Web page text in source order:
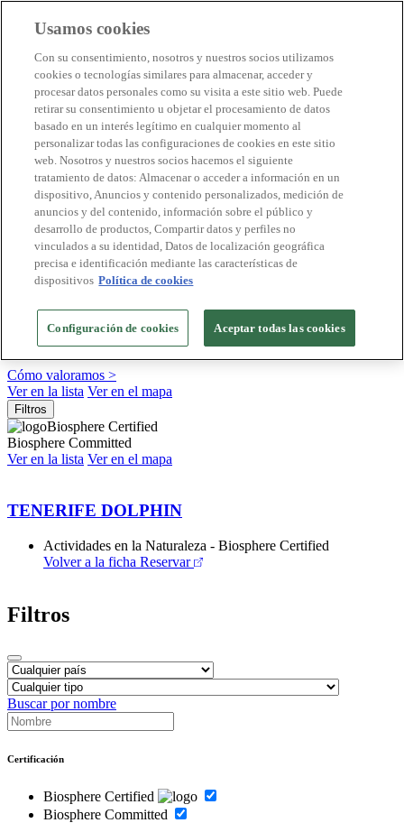
Empresas Biosphere
Cómo valoramos
Quienes somos
ES
English
Português
Français
Català
Deutsch
Türkçe
Construimos modelos sostenibles y certificamos las
buenas prácticas
+20 años promoviendo la cultura de la sostenibilidad, bajo los
principios y objetivos de Naciones Unidas
Cómo valoramos >
Ver en la lista Ver en el mapa
Filtros
Biosphere Certified
Biosphere Committed
Ver en la lista Ver en el mapa
TENERIFE DOLPHIN
Actividades en la Naturaleza - Biosphere Certified
Volver a la ficha Reservar
Filtros
Buscar por nombre
Certificación
Biosphere Certified
Biosphere Committed
Usamos cookies
Con su consentimiento, nosotros y nuestros socios utilizamos
cookies o tecnologías similares para almacenar, acceder y
procesar datos personales como su visita a este sitio web. Puede
retirar su consentimiento u objetar el procesamiento de datos
basado en un interés legítimo en cualquier momento al
personalizar todas las configuraciones de cookies en este sitio
web. Nosotros y nuestros socios hacemos el siguiente
tratamiento de datos: Almacenar o acceder a información en un
dispositivo, Anuncios y contenido personalizados, medición de
anuncios y del contenido, información sobre el público y
desarrollo de productos, Compartir datos y perfiles no
vinculados a su identidad, Datos de localización geográfica
precisa e identificación mediante las características de
dispositivos Política de cookies
Configuración de cookies Aceptar todas las cookies